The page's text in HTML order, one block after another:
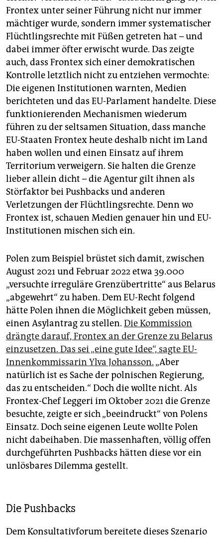
Frontex unter seiner Führung nicht nur immer
mächtiger wurde, sondern immer systematischer
Flüchtlingsrechte mit Füßen getreten hat – und
dabei immer öfter erwischt wurde. Das zeigte
auch, dass Frontex sich einer demokratischen
Kontrolle letztlich nicht zu entziehen vermochte:
Die eigenen Institutionen warnten, Medien
berichteten und das EU-Parlament handelte. Diese
funktionierenden Mechanismen wiederum
führen zu der seltsamen Situation, dass manche
EU-Staaten Frontex heute deshalb nicht im Land
haben wollen und einen Einsatz auf ihrem
Territorium verweigern. Sie halten die Grenze
lieber allein dicht – die Agentur gilt ihnen als
Störfaktor bei Pushbacks und anderen
Verletzungen der Flüchtlingsrechte. Denn wo
Frontex ist, schauen Medien genauer hin und EU-
Institutionen mischen sich ein.
Polen zum Beispiel brüstet sich damit, zwischen
August 2021 und Februar 2022 etwa 39.000
„versuchte irreguläre Grenzübertritte“ aus Belarus
„abgewehrt“ zu haben. Dem EU-Recht folgend
hätte Polen ihnen die Möglichkeit geben müssen,
einen Asylantrag zu stellen. Die Kommission
drängte darauf, Frontex an der Grenze zu Belarus
einzusetzen. Das sei „eine gute Idee“, sagte EU-
Innenkommissarin Ylva Johansson. „Aber
natürlich ist es Sache der polnischen Regierung,
das zu entscheiden.“ Doch die wollte nicht. Als
Frontex-Chef Leggeri im Oktober 2021 die Grenze
besuchte, zeigte er sich „beeindruckt“ von Polens
Einsatz. Doch seine eigenen Leute wollte Polen
nicht dabeihaben. Die massenhaften, völlig offen
durchgeführten Pushbacks hätten diese vor ein
unlösbares Dilemma gestellt.
Die Pushbacks
Dem Konsultativforum bereitete dieses Szenario